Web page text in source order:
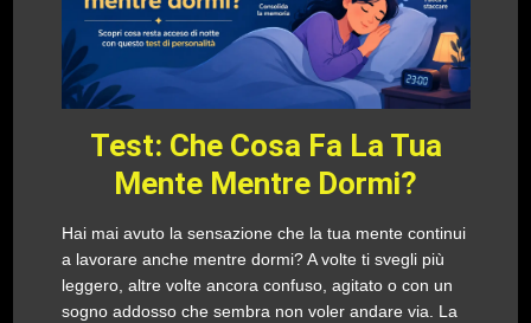
Test: Che Cosa Fa La Tua
Mente Mentre Dormi?
Hai mai avuto la sensazione che la tua mente continui
a lavorare anche mentre dormi? A volte ti svegli più
leggero, altre volte ancora confuso, agitato o con un
sogno addosso che sembra non voler andare via. La